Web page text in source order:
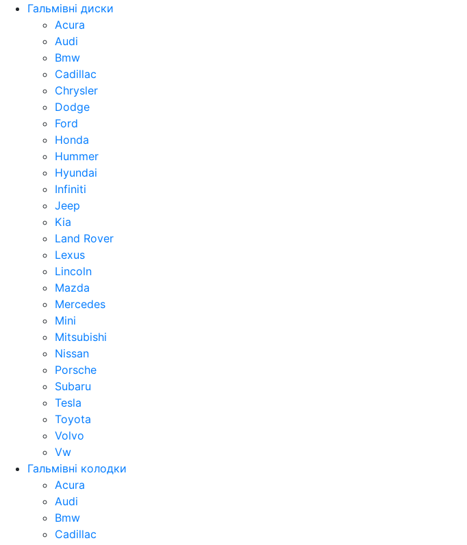
Гальмівні диски
Acura
Audi
Bmw
Cadillac
Chrysler
Dodge
Ford
Honda
Hummer
Hyundai
Infiniti
Jeep
Kia
Land Rover
Lexus
Lincoln
Mazda
Mercedes
Mini
Mitsubishi
Nissan
Porsche
Subaru
Tesla
Toyota
Volvo
Vw
Гальмівні колодки
Acura
Audi
Bmw
Cadillac